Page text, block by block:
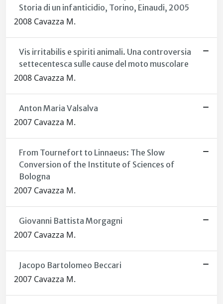
Storia di un infanticidio, Torino, Einaudi, 2005
2008 Cavazza M.
Vis irritabilis e spiriti animali. Una controversia
settecentesca sulle cause del moto muscolare
2008 Cavazza M.
Anton Maria Valsalva
2007 Cavazza M.
From Tournefort to Linnaeus: The Slow
Conversion of the Institute of Sciences of
Bologna
2007 Cavazza M.
Giovanni Battista Morgagni
2007 Cavazza M.
Jacopo Bartolomeo Beccari
2007 Cavazza M.